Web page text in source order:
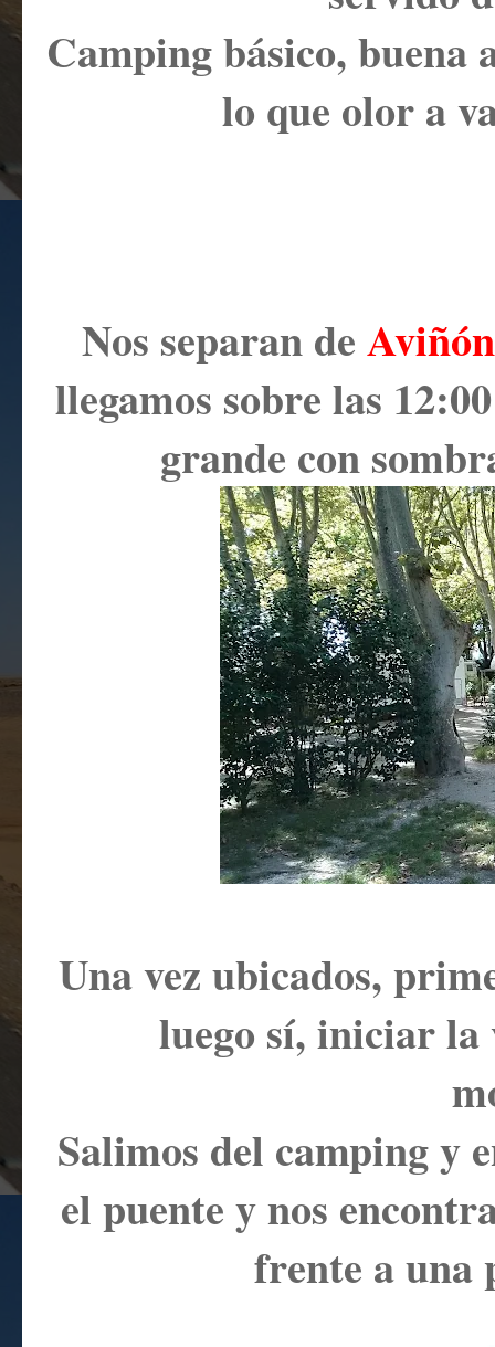
Camping básico, buena
lo que olor a
Nos separan deAviñón
llegamos sobre las
grande con
Una vez ubicados,
luego sí, iniciar
Salimos del camping y
el puente y nos
frente a una